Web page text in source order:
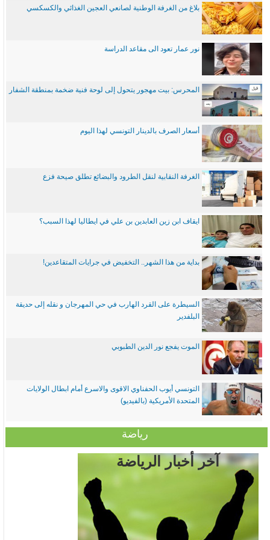
بلاغ من الغرفة الوطنية لصانعي العجين الغذائي والكسكسي
نور عمار تعود الى مقاعد الدراسة
المحرس: بيت مهجور يتحول إلى لوحة فنية ضخمة بمنطقة الشفار
أسعار الصرف بالدينار التونسي لهذا اليوم
الغرفة النقابية لنقل الطرود والبضائع تطلق صيحة فزع
ايقاف ابن زين العابدين بن علي في ايطاليا لهذا السبب؟
بداية من هذا الشهر.. التخفيض في جرايات المتقاعدين!
السيطرة على القرد الهارب في حي المهرجان و نقله إلى حديقة
البلفدير
الموت يفجع نور الدين الطبوبي
التونسي أيوب الحفناوي الاقوى والاسرع أمام ابطال الولايات
المتحدة الأمريكية (بالفيديو)
رياضة
آخر أخبار الرياضة